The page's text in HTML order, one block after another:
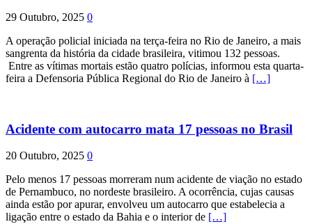
29 Outubro, 2025 0
A operação policial iniciada na terça-feira no Rio de Janeiro, a mais
sangrenta da história da cidade brasileira, vitimou 132 pessoas.
Entre as vítimas mortais estão quatro polícias, informou esta quarta-
feira a Defensoria Pública Regional do Rio de Janeiro à […]
Acidente com autocarro mata 17 pessoas no Brasil
20 Outubro, 2025 0
Pelo menos 17 pessoas morreram num acidente de viação no estado
de Pernambuco, no nordeste brasileiro. A ocorrência, cujas causas
ainda estão por apurar, envolveu um autocarro que estabelecia a
ligação entre o estado da Bahia e o interior de […]